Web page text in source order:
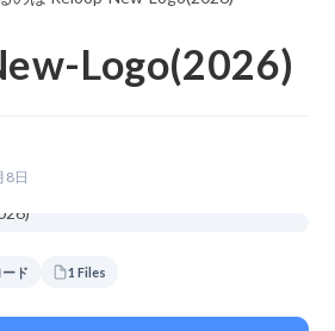
Logo(2026)
8日
ド 1 Files